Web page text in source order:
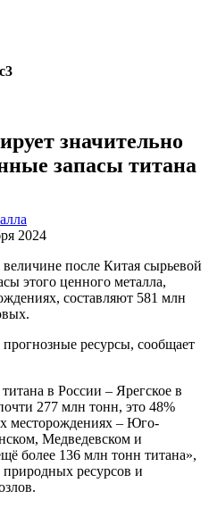
значительно
запасы титана
2024
после Китая сырьевой
этого ценного металла,
составляют 581 млн
ресурсы, сообщает
в России – Ярегское в
277 млн тонн, это 48%
месторождениях – Юго-
Медведевском и
более 136 млн тонн титана»,
ресурсов и